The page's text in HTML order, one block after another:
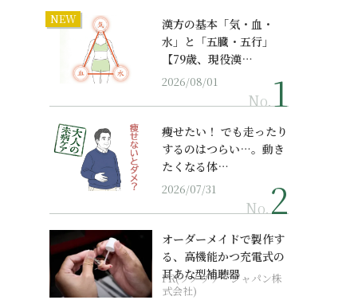
NEW
漢方の基本「気・血・
水」と「五臓・五行」
【79歳、現役漢…
2026/08/01
No.
痩せたい！ でも走ったり
するのはつらい…。動き
たくなる体…
2026/07/31
No.
オーダーメイドで製作す
る、高機能かつ充電式の
耳あな型補聴器
PR(ソノヴァ・ジャパン株
式会社)